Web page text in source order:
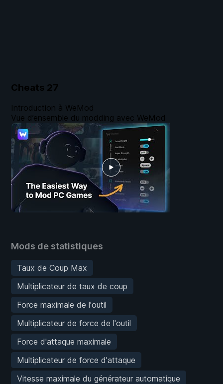
Cheats 27
Mods de statistiques
Taux de Coup Max
Multiplicateur de taux de coup
Force maximale de l'outil
Multiplicateur de force de l'outil
Force d'attaque maximale
Multiplicateur de force d'attaque
Vitesse maximale du générateur automatique
Introduction à WeMod
Vue d’ensemble du modding avec WeMod